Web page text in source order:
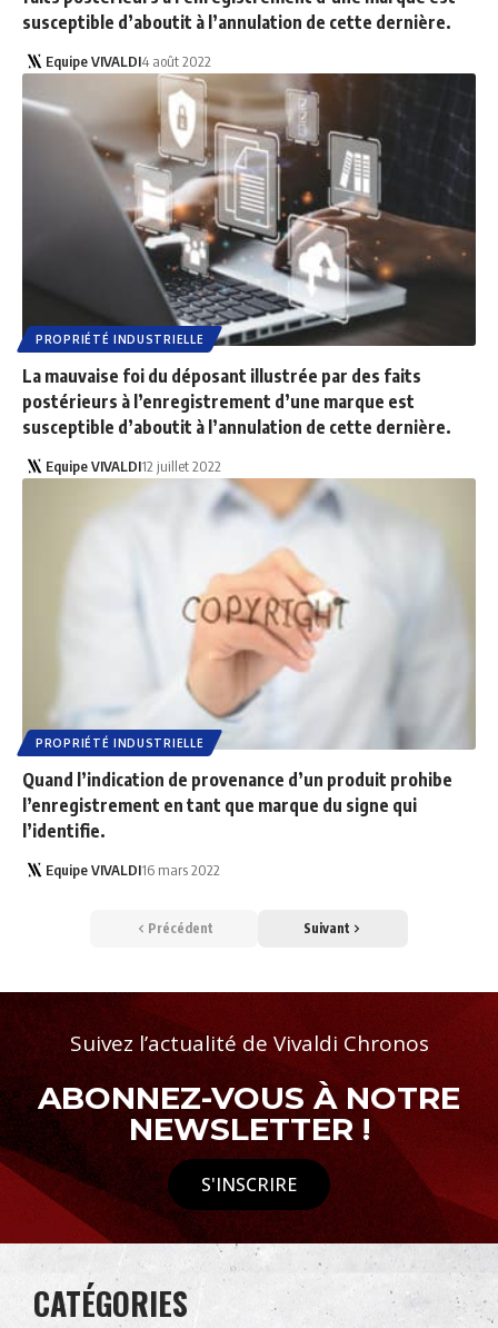
susceptible d’aboutit à l’annulation de cette dernière.
Equipe VIVALDI4 août 2022
PROPRIÉTÉ INDUSTRIELLE
La mauvaise foi du déposant illustrée par des faits
postérieurs à l’enregistrement d’une marque est
susceptible d’aboutit à l’annulation de cette dernière.
Equipe VIVALDI12 juillet 2022
PROPRIÉTÉ INDUSTRIELLE
Quand l’indication de provenance d’un produit prohibe
l’enregistrement en tant que marque du signe qui
l’identifie.
Equipe VIVALDI16 mars 2022
Précédent Suivant
Suivez l’actualité de Vivaldi Chronos
ABONNEZ-VOUS À NOTRE
NEWSLETTER !
S'INSCRIRE
CATÉGORIES